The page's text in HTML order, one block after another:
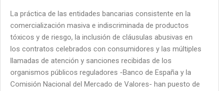
La práctica de las entidades bancarias consistente en la
comercialización masiva e indiscriminada de productos
tóxicos y de riesgo, la inclusión de cláusulas abusivas en
los contratos celebrados con consumidores y las múltiples
llamadas de atención y sanciones recibidas de los
organismos públicos reguladores -Banco de España y la
Comisión Nacional del Mercado de Valores- han puesto de